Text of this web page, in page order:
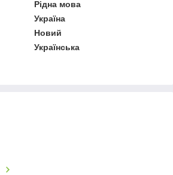
Рідна мова
Україна
Новий
Українська